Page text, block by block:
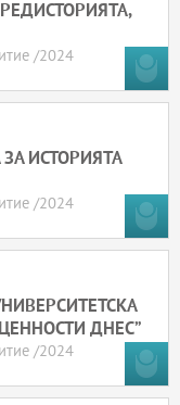
/2024
ИСТОРИЯТА
/2024
ДНЕС”
/2024